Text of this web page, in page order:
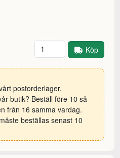
Antal Köp
postorderlager.
butik? Beställ före 10 så
från 16 samma vardag.
beställas senast 10